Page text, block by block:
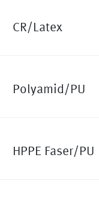
CR/Latex
Polyamid/PU
HPPE Faser/PU